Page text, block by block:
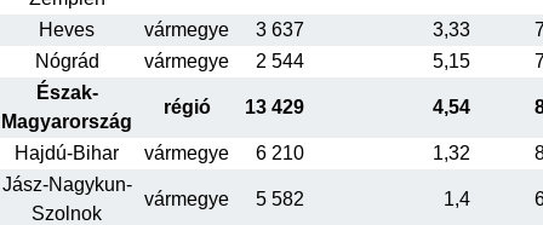
Heves vármegye 3 637 3,33
Nógrád
vármegye 2 544 5,15
Észak-
Magyarország
régió 13 429 4,54
Hajdú-Bihar vármegye 6 210 1,32
Jász-Nagykun-
Szolnok
vármegye 5 582 1,4